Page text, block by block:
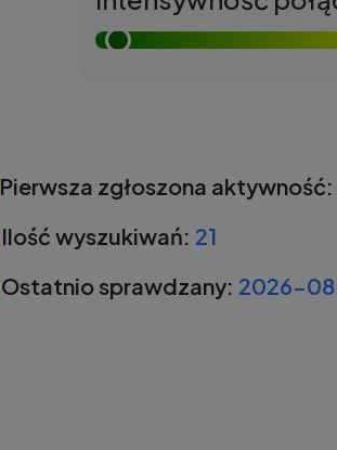
Pierwsza zgłoszona aktywność:
Ilość wyszukiwań: 21
Ostatnio sprawdzany: 2026-